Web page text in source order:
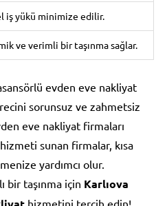
iş yükü minimize edilir.
ve verimli bir taşınma sağlar.
evden eve nakliyat
sorunsuz ve zahmetsiz
eve nakliyat firmaları
sunan firmalar, kısa
yardımcı olur.
bir taşınma için Karlıova
hizmetini tercih edin!